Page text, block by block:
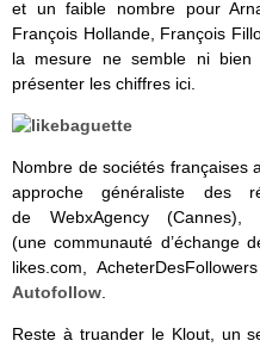
et un faible nombre pour
François Hollande, François
la mesure ne semble ni
présenter les chiffres ici.
Nombre de sociétés françaises
approche généraliste des
de WebxAgency
(une communauté d’échange
likes.com,
Autofollow
Reste à truander le Klout, un